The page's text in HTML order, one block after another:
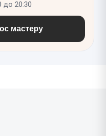
до 20:30
мастеру